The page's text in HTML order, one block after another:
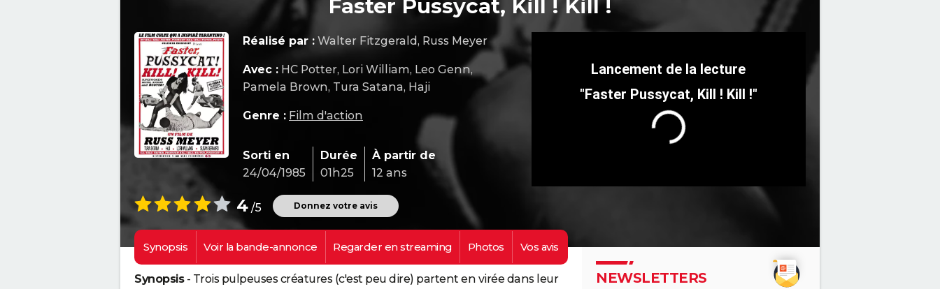
Faster Pussycat, Kill ! Kill !
"Faster Pussycat, Kill ! Kill !"
Réalisé par : Walter Fitzgerald, Russ Meyer
Avec : HC Potter, Lori William, Leo Genn,
Pamela Brown, Tura Satana, Haji
Genre : Film d'action
Sorti en
24/04/1985
Durée
01h25
À partir de
12 ans
4/5 Donnez votre avis
Synopsis Voir la bande-annonce Regarder enstreaming Photos Vos avis
Synopsis- Trois pulpeuses créatures (c'est peu dire) partent en virée dans leur
NEWSLETTERS